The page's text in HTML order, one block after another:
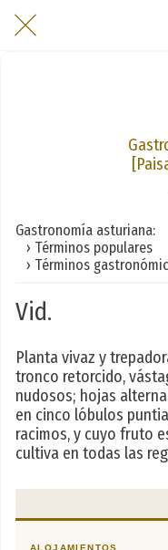
Gastronomía asturiana:
› Términos populares
› Términos
Vid.
Planta vivaz y
tronco retorcido,
nudosos; hojas
en cinco lóbulos
racimos, y cuyo fruto
cultiva en todas las